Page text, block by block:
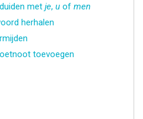
met je, u of men
herhalen
toevoegen